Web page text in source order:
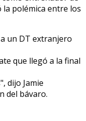
un DT extranjero
que llegó a la final
dijo Jamie
del bávaro.